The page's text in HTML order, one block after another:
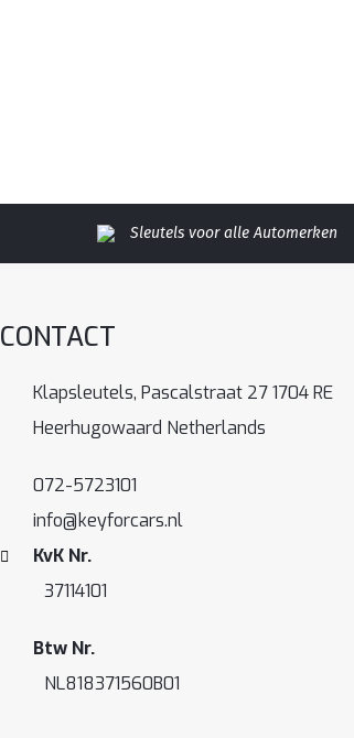
Sleutels voor alle Automerken
CONTACT
Klapsleutels, Pascalstraat 27 1704 RE
Heerhugowaard Netherlands
072-5723101
info@keyforcars.nl
KvK Nr.
37114101
Btw Nr.
NL818371560B01